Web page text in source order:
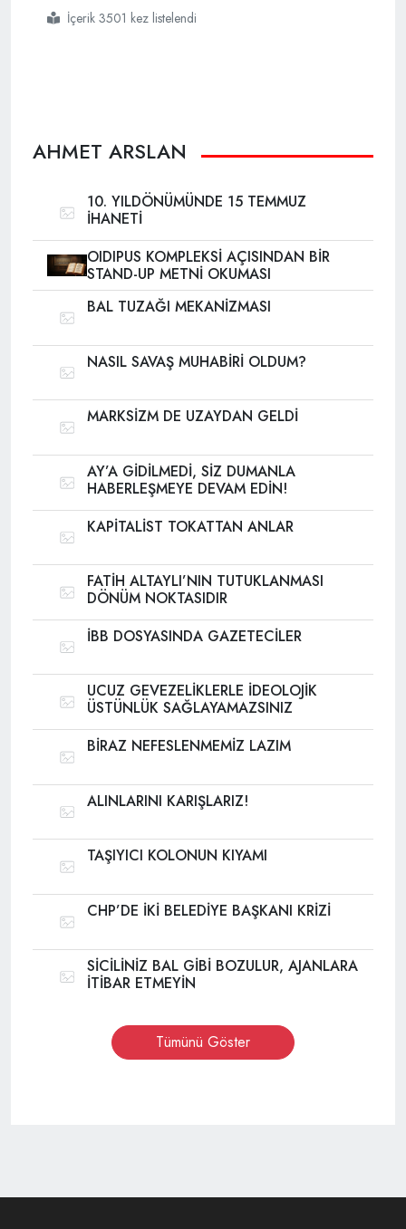
#islâm
#tek
#vazgeçilemezimiz
#olmadığı
#süreceİçerik 3501 kez listelendi
AHMET ARSLAN
10. YILDÖNÜMÜNDE 15 TEMMUZ
İHANETİ
OIDIPUS KOMPLEKSİ AÇISINDAN BİR
STAND-UP METNİ OKUMASI
BAL TUZAĞI MEKANİZMASI
NASIL SAVAŞ MUHABİRİ OLDUM?
MARKSİZM DE UZAYDAN GELDİ
AY’A GİDİLMEDİ, SİZ DUMANLA
HABERLEŞMEYE DEVAM EDİN!
KAPİTALİST TOKATTAN ANLAR
FATİH ALTAYLI’NIN TUTUKLANMASI
DÖNÜM NOKTASIDIR
İBB DOSYASINDA GAZETECİLER
UCUZ GEVEZELİKLERLE İDEOLOJİK
ÜSTÜNLÜK SAĞLAYAMAZSINIZ
BİRAZ NEFESLENMEMİZ LAZIM
ALINLARINI KARIŞLARIZ!
TAŞIYICI KOLONUN KIYAMI
CHP’DE İKİ BELEDİYE BAŞKANI KRİZİ
SİCİLİNİZ BAL GİBİ BOZULUR, AJANLARA
İTİBAR ETMEYİN
Tümünü Göster